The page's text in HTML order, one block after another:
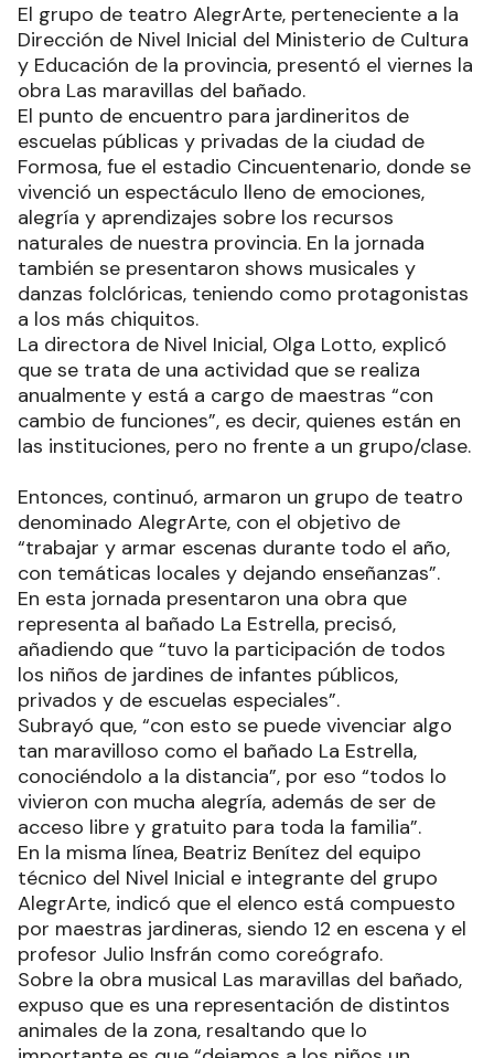
El grupo de teatro AlegrArte, perteneciente a la
Dirección de Nivel Inicial del Ministerio de Cultura
y Educación de la provincia, presentó el viernes la
obra Las maravillas del bañado.
El punto de encuentro para jardineritos de
escuelas públicas y privadas de la ciudad de
Formosa, fue el estadio Cincuentenario, donde se
vivenció un espectáculo lleno de emociones,
alegría y aprendizajes sobre los recursos
naturales de nuestra provincia. En la jornada
también se presentaron shows musicales y
danzas folclóricas, teniendo como protagonistas
a los más chiquitos.
La directora de Nivel Inicial, Olga Lotto, explicó
que se trata de una actividad que se realiza
anualmente y está a cargo de maestras “con
cambio de funciones”, es decir, quienes están en
las instituciones, pero no frente a un grupo/clase.
Entonces, continuó, armaron un grupo de teatro
denominado AlegrArte, con el objetivo de
“trabajar y armar escenas durante todo el año,
con temáticas locales y dejando enseñanzas”.
En esta jornada presentaron una obra que
representa al bañado La Estrella, precisó,
añadiendo que “tuvo la participación de todos
los niños de jardines de infantes públicos,
privados y de escuelas especiales”.
Subrayó que, “con esto se puede vivenciar algo
tan maravilloso como el bañado La Estrella,
conociéndolo a la distancia”, por eso “todos lo
vivieron con mucha alegría, además de ser de
acceso libre y gratuito para toda la familia”.
En la misma línea, Beatriz Benítez del equipo
técnico del Nivel Inicial e integrante del grupo
AlegrArte, indicó que el elenco está compuesto
por maestras jardineras, siendo 12 en escena y el
profesor Julio Insfrán como coreógrafo.
Sobre la obra musical Las maravillas del bañado,
expuso que es una representación de distintos
animales de la zona, resaltando que lo